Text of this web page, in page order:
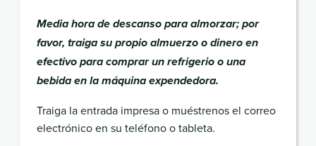
Media hora de descanso para almorzar; por
favor, traiga su propio almuerzo o dinero en
efectivo para comprar un refrigerio o una
bebida en la máquina expendedora.
Traiga la entrada impresa o muéstrenos el correo
electrónico en su teléfono o tableta.